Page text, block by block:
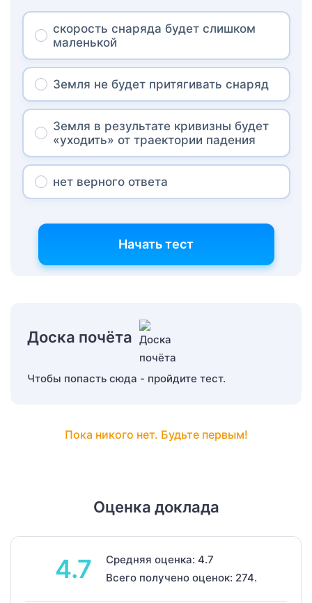
скорость снаряда будет слишком
маленькой
Земля не будет притягивать снаряд
Земля в результате кривизны будет
«уходить» от траектории падения
нет верного ответа
Начать тест
Доска почёта
Чтобы попасть сюда - пройдите тест.
Пока никого нет. Будьте первым!
Оценка доклада
4.7
Средняя оценка: 4.7
Всего получено оценок: 274.